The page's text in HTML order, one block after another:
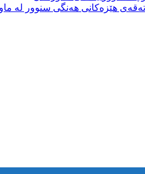
تەقەی هێزەکانی هەنگی سنوور لە